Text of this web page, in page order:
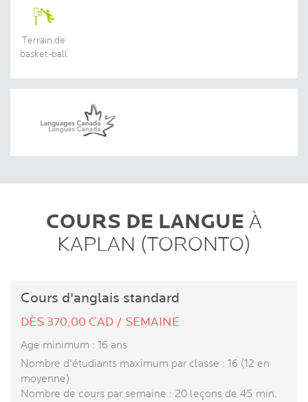
Terrain de
basket-ball
COURS DE LANGUE À
KAPLAN (TORONTO)
Cours d'anglais standard
DÈS 370,00 CAD / SEMAINE
Age minimum : 16 ans
Nombre d'étudiants maximum par classe : 16 (12 en
moyenne)
Nombre de cours par semaine : 20 leçons de 45 min.